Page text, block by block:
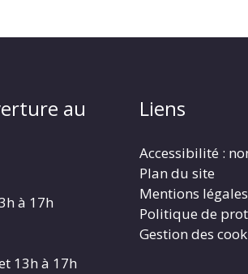
au
à 17h
13h à 17h
Liens
Accessibilité :
Plan du site
Mentions légales
Politique de
Gestion des